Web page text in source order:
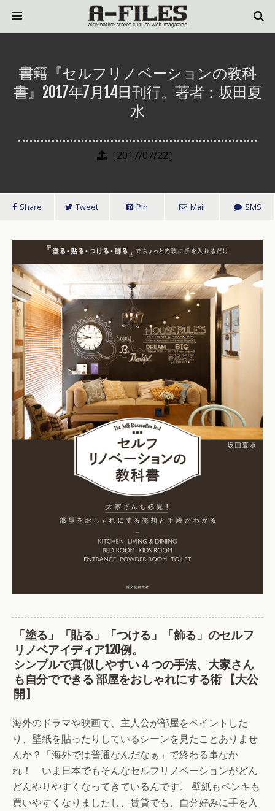
書籍『セルフリノベーションの教科
書』2017年7月14日刊行。著者：坂田夏
水
［2017/07/22］
Share Tweet Pin Mail SMS
「塗る」「貼る」「つける」「飾る」のセルフ
リノベアイディア120例。
シンプルで真似しやすい４つの手法、大家さん
も自分でできる 部屋をおしゃれにする術 【大公
開】
海外のドラマや映画で、主人公が部屋をペイントした
り、壁紙を貼ったりしているシーンを見たことありませ
んか？「海外では普通なんだなぁ」で終わる事なか
れ！ いま日本でもそんなセルフリノベーションがどん
どんやりやすくなってきているんです。 壁紙もペンキも
買いやすくなりましたし、賃貸でも、自分好みに手を入